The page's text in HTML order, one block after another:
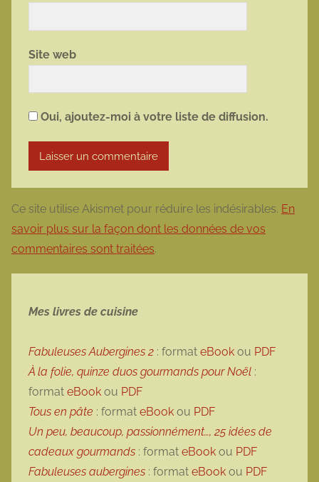
Site web
Oui, ajoutez-moi à votre liste de diffusion.
Ce site utilise Akismet pour réduire les indésirables. En
savoir plus sur la façon dont les données de vos
commentaires sont traitées.
Mes livres de cuisine
Fabuleuses Aubergines 2 : format eBook ou PDF
À la folie, quinze duos gourmands pour Noël :
format eBook ou PDF
Tous en pâte : format eBook ou PDF
Un peu, beaucoup, passionnément…, 25 idées de
cadeaux gourmands : format eBook ou PDF
Fabuleuses aubergines : format eBook ou PDF